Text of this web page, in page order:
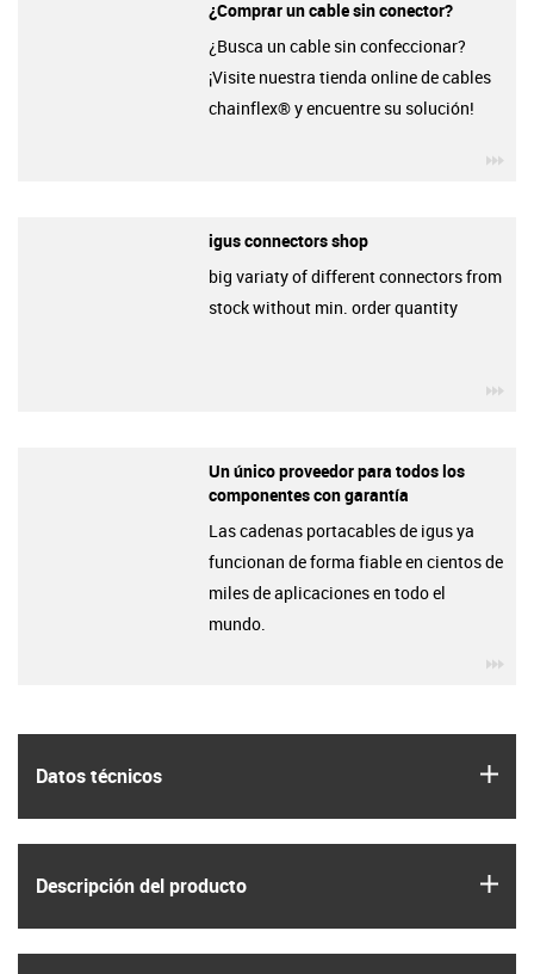
Datos técnicos
Descripción del producto
¿Comprar un cable sin conector?
¿Busca un cable sin confeccionar?
¡Visite nuestra tienda online de cables
chainflex® y encuentre su solución!
igus connectors shop
big variaty of different connectors from
stock without min. order quantity
Un único proveedor para todos los
componentes con garantía
Las cadenas portacables de igus ya
funcionan de forma fiable en cientos de
miles de aplicaciones en todo el
mundo.